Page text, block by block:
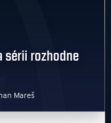
sérii rozhodne
Mareš